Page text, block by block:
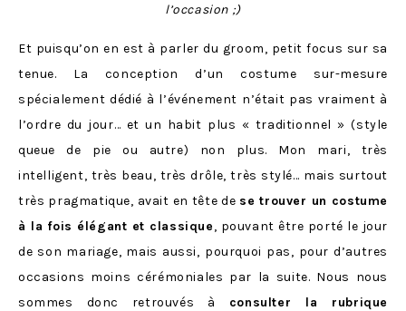
l’occasion ;)
Et puisqu’on en est à parler du groom, petit focus sur sa
tenue. La conception d’un costume sur-mesure
spécialement dédié à l’événement n’était pas vraiment à
l’ordre du jour… et un habit plus « traditionnel » (style
queue de pie ou autre) non plus. Mon mari, très
intelligent, très beau, très drôle, très stylé… mais surtout
très pragmatique, avait en tête de se trouver un costume
à la fois élégant et classique, pouvant être porté le jour
de son mariage, mais aussi, pourquoi pas, pour d’autres
occasions moins cérémoniales par la suite. Nous nous
sommes donc retrouvés à consulter la rubrique